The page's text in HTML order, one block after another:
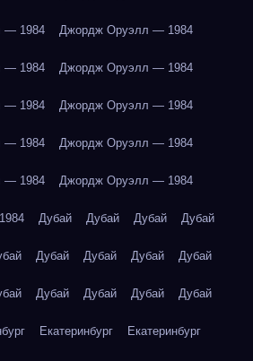
— 1984 Джордж Оруэлл — 1984
— 1984 Джордж Оруэлл — 1984
— 1984 Джордж Оруэлл — 1984
— 1984 Джордж Оруэлл — 1984
— 1984 Джордж Оруэлл — 1984
Дубай Дубай Дубай Дубай
Дубай Дубай Дубай Дубай
Дубай Дубай Дубай Дубай
Екатеринбург Екатеринбург